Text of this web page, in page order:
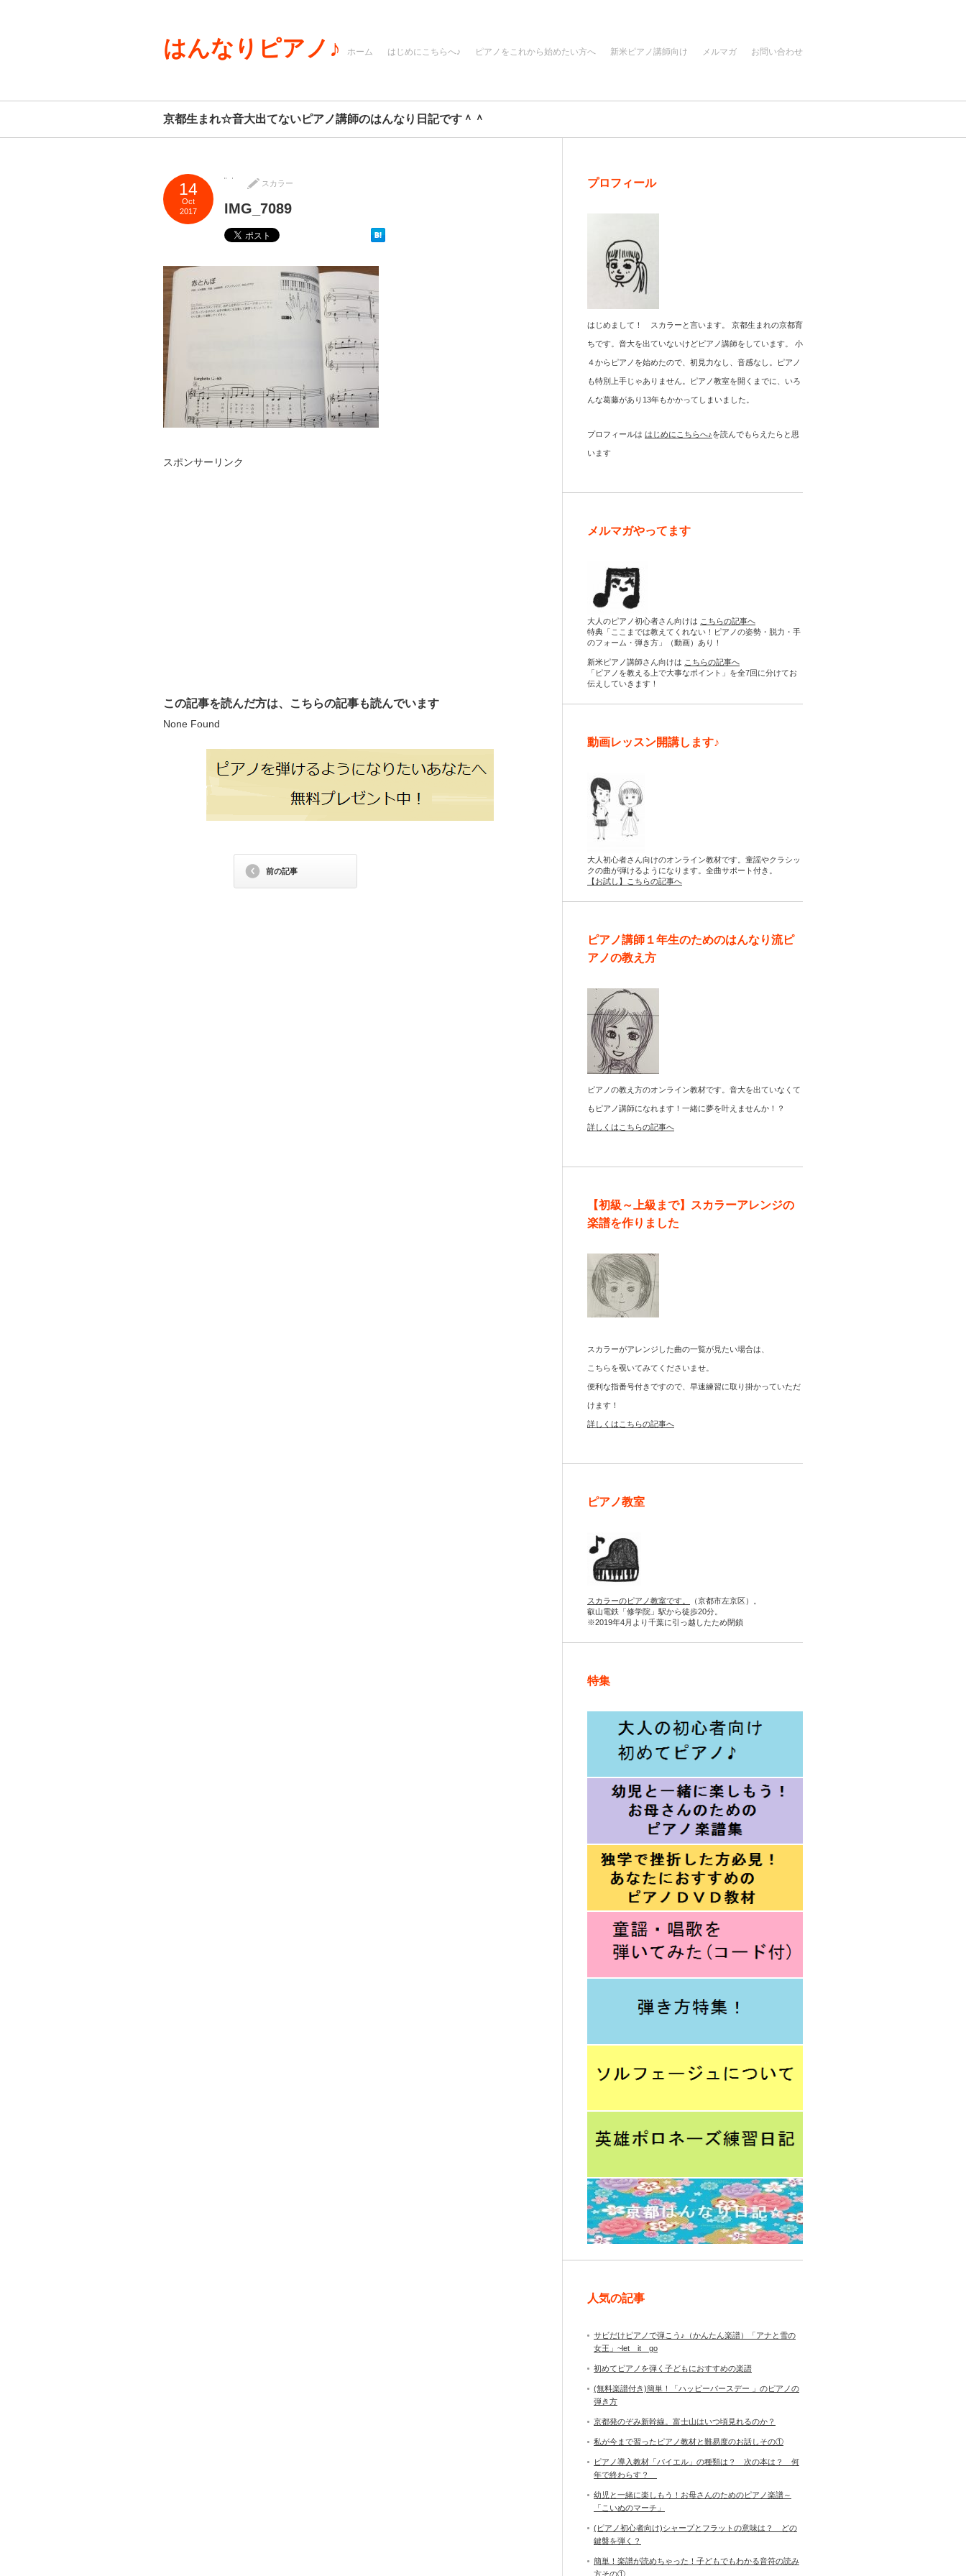
はんなりピアノ♪ ホーム はじめにこちらへ♪ ピアノをこれから始めたい方へ 新米ピアノ講師向け メルマガ お問い合わせ
京都生まれ☆音大出てないピアノ講師のはんなり日記です＾＾
14
Oct
2017
スカラー
IMG_7089
スポンサーリンク
この記事を読んだ方は、こちらの記事も読んでいます
None Found
前の記事
プロフィール
はじめまして！ スカラーと言います。 京都生まれの京都育
ちです。音大を出ていないけどピアノ講師をしています。 小
４からピアノを始めたので、初見力なし、音感なし。ピアノ
も特別上手じゃありません。ピアノ教室を開くまでに、いろ
んな葛藤があり13年もかかってしまいました。
プロフィールは はじめにこちらへ♪を読んでもらえたらと思
います
メルマガやってます
大人のピアノ初心者さん向けは こちらの記事へ
特典「ここまでは教えてくれない！ピアノの姿勢・脱力・手
のフォーム・弾き方」（動画）あり！
新米ピアノ講師さん向けは こちらの記事へ
「ピアノを教える上で大事なポイント」を全7回に分けてお
伝えしていきます！
動画レッスン開講します♪
大人初心者さん向けのオンライン教材です。童謡やクラシッ
クの曲が弾けるようになります。全曲サポート付き。
【お試し】こちらの記事へ
ピアノ講師１年生のためのはんなり流ピ
アノの教え方
ピアノの教え方のオンライン教材です。音大を出ていなくて
もピアノ講師になれます！一緒に夢を叶えませんか！？
詳しくはこちらの記事へ
【初級～上級まで】スカラーアレンジの
楽譜を作りました
スカラーがアレンジした曲の一覧が見たい場合は、
こちらを覗いてみてくださいませ。
便利な指番号付きですので、早速練習に取り掛かっていただ
けます！
詳しくはこちらの記事へ
ピアノ教室
スカラーのピアノ教室です。
（京都市左京区）。
叡山電鉄「修学院」駅から徒歩20分。
※2019年4月より千葉に引っ越したため閉鎖
特集
人気の記事
サビだけピアノで弾こう♪（かんたん楽譜）「アナと雪の
女王」~let it go
初めてピアノを弾く子どもにおすすめの楽譜
(無料楽譜付き)簡単！「ハッピーバースデー 」のピアノの
弾き方
京都発のぞみ新幹線。富士山はいつ頃見れるのか？
私が今まで習ったピアノ教材と難易度のお話しその①
ピアノ導入教材「バイエル」の種類は？ 次の本は？ 何
年で終わらす？
幼児と一緒に楽しもう！お母さんのためのピアノ楽譜～
「こいぬのマーチ」
(ピアノ初心者向け)シャープとフラットの意味は？ どの
鍵盤を弾く？
簡単！楽譜が読めちゃった！子どもでもわかる音符の読み
方その①